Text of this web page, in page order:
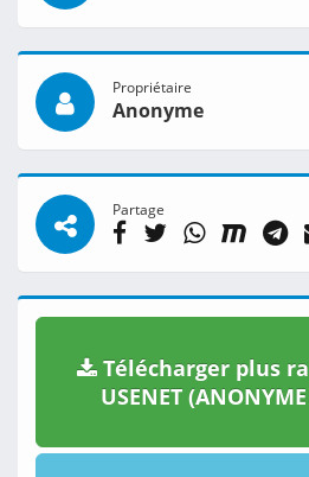
Propriétaire
Anonyme
Partage
Télécharger plus
USENET